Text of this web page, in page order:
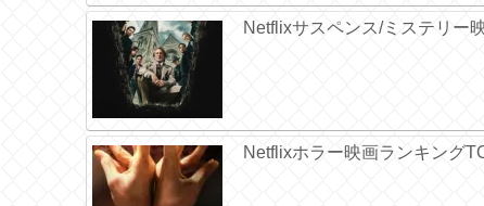
Netflixサスペンス/ミステリー
Netflixホラー映画ランキング